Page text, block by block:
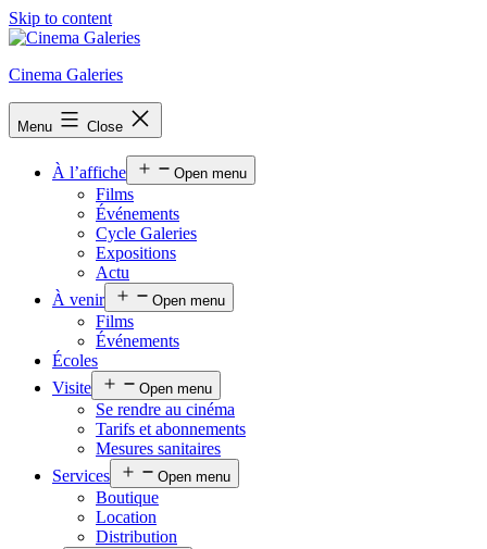
Skip to content
Cinema Galeries
Menu Close
À l’affiche Open menu
Films
Événements
Cycle Galeries
Expositions
Actu
À venir
Open menu
Films
Événements
Écoles
Visite
Open menu
Se rendre au cinéma
Tarifs et abonnements
Mesures sanitaires
Services
Open menu
Boutique
Location
Distribution